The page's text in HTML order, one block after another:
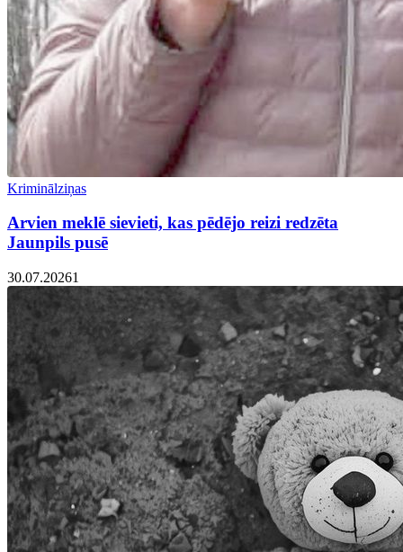
Kriminālziņas
Arvien meklē sievieti, kas pēdējo reizi redzēta
Jaunpils pusē
30.07.20261